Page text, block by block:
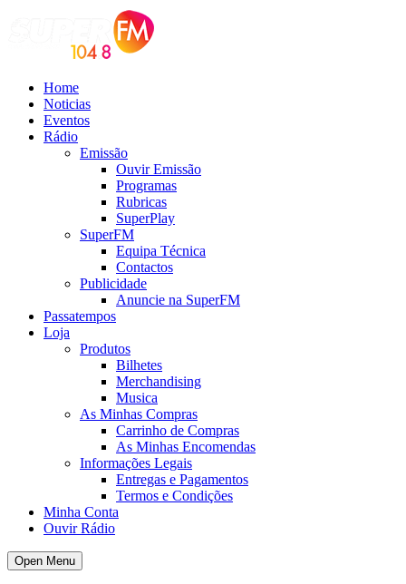
Home
Noticias
Eventos
Rádio
Emissão
Ouvir Emissão
Programas
Rubricas
SuperPlay
SuperFM
Equipa Técnica
Contactos
Publicidade
Anuncie na SuperFM
Passatempos
Loja
Produtos
Bilhetes
Merchandising
Musica
As Minhas Compras
Carrinho de Compras
As Minhas Encomendas
Informações Legais
Entregas e Pagamentos
Termos e Condições
Minha Conta
Ouvir Rádio
Open Menu